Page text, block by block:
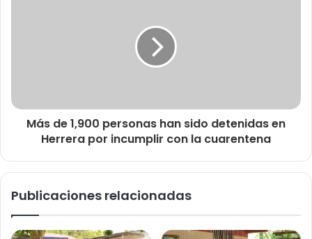
Más de 1,900 personas han sido detenidas en
Herrera por incumplir con la cuarentena
Publicaciones relacionadas